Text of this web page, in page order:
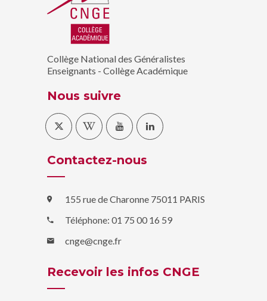
Collège National des Généralistes
Enseignants - Collège Académique
Nous suivre
Contactez-nous
155 rue de Charonne 75011 PARIS
Téléphone: 01 75 00 16 59
cnge@cnge.fr
Recevoir les infos CNGE